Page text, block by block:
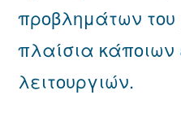
προβλημάτων του
πλαίσια κάποιων
λειτουργιών.